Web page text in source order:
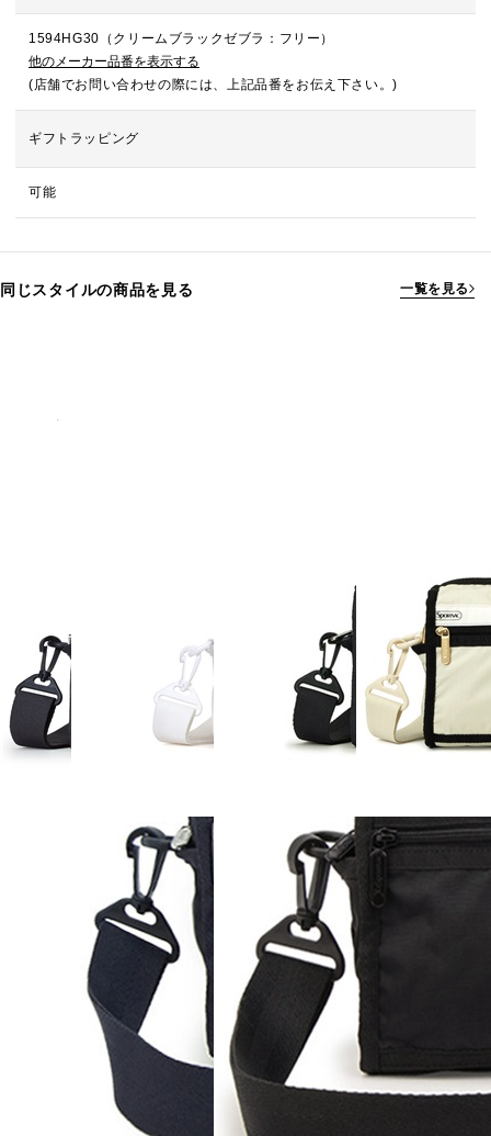
1594HG30（クリームブラックゼブラ：フリー）
他のメーカー品番を表示する
(店舗でお問い合わせの際には、上記品番をお伝え下さい。)
ギフトラッピング
可能
同じスタイルの商品を見る 一覧を見る